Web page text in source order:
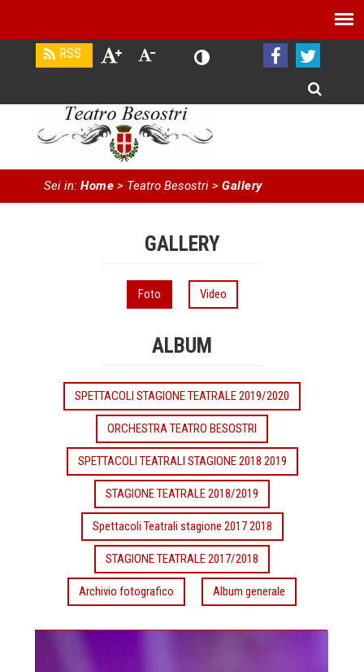
Sei in: Home > Teatro Besostri > Gallery
GALLERY
Foto Video
ALBUM
SPETTACOLI STAGIONE TEATRALE 2019/2020
ORCHESTRA TEATRO BESOSTRI
SPETTACOLI TEATRALI STAGIONE 2018 2019
STAGIONE TEATRALE 2018/2019
Spettacoli Teatrali stagione 2017 2018
STAGIONE TEATRALE 2017/2018
Archivio fotografico Album generale